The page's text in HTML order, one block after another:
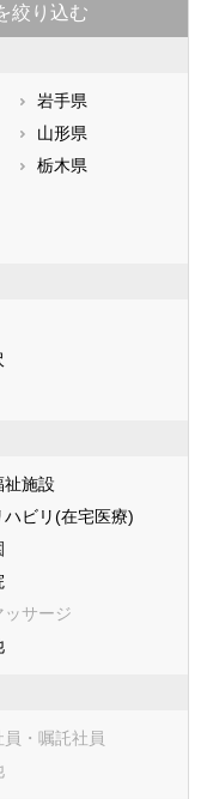
絞り込む
岩手県
山形県
栃木県
高知県
長崎県
祉施設
ハビリ(在宅医療)
ッサージ
員・嘱託社員